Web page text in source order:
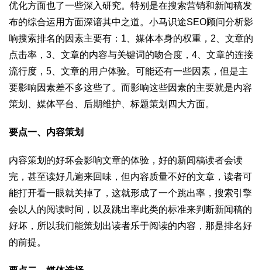
优化方面也了一些深入研究。特别是在搜索营销和新闻稿发
布的综合运用方面深谙其中之道。小马识途SEO顾问分析影
响搜索排名的因素主要有：1、媒体本身的权重，2、文章的
点击率，3、文章的内容与关键词的吻合度，4、文章的连接
流行度，5、文章的用户体验。可能还有一些因素，但是主
要影响因素差不多这些了。而影响这些因素的主要就是内容
策划、媒体平台、后期维护、标题策划四大方面。
要点一、内容策划
内容策划的好坏会影响文章的体验，好的新闻稿读者会读
完，甚至读好几遍来回味，但内容质量不好的文章，读者可
能打开看一眼就关掉了，这就形成了一个跳出率，搜索引擎
会以人的阅读时间，以及跳出率此类的标准来判断新闻稿的
好坏，所以我们能策划出读者乐于阅读的内容，那是排名好
的前提。